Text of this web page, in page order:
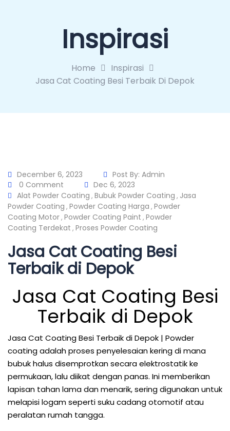
Inspirasi
Home
Inspirasi
Jasa Cat Coating Besi Terbaik Di Depok
December 6, 2023 Post By: Admin
0 Comment
Dec 6, 2023
Alat Powder Coating , Bubuk Powder Coating , Jasa
Powder Coating , Powder Coating Harga , Powder
Coating Motor, Powder Coating Paint , Powder
Coating Terdekat , Proses Powder Coating
Jasa Cat Coating Besi
Terbaik di Depok
Jasa Cat Coating Besi
Terbaik di Depok
Jasa Cat Coating Besi Terbaik di Depok | Powder
coating adalah proses penyelesaian kering di mana
bubuk halus disemprotkan secara elektrostatik ke
permukaan, lalu diikat dengan panas. Ini memberikan
lapisan tahan lama dan menarik, sering digunakan untuk
melapisi logam seperti suku cadang otomotif atau
peralatan rumah tangga.